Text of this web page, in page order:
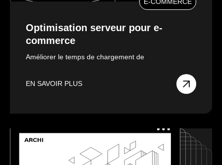
Optimisation serveur pour e-
commerce
Améliorer le temps de chargement de
EN SAVOIR PLUS